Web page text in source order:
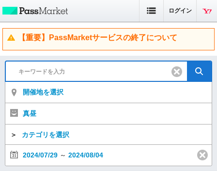
ログイン
【重要】PassMarketサービスの終了について
開催地を選択
真昼
＞ カテゴリを選択
2024/07/29 ～ 2024/08/04